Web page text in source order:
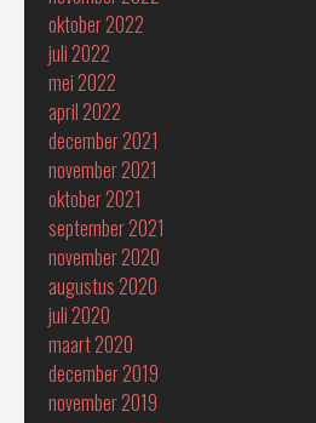
oktober 2022
juli 2022
mei 2022
april 2022
december 2021
november 2021
oktober 2021
september 2021
november 2020
augustus 2020
juli 2020
maart 2020
december 2019
november 2019